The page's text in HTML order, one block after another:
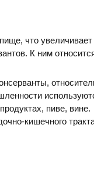
что увеличивает
К ним
пиве, вине.
кишечного